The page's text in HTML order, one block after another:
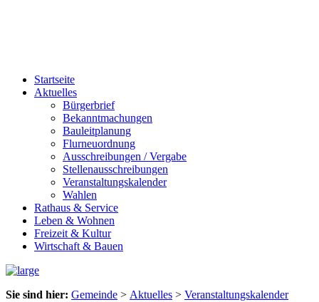
Startseite
Aktuelles
Bürgerbrief
Bekanntmachungen
Bauleitplanung
Flurneuordnung
Ausschreibungen / Vergabe
Stellenausschreibungen
Veranstaltungskalender
Wahlen
Rathaus & Service
Leben & Wohnen
Freizeit & Kultur
Wirtschaft & Bauen
Sie sind hier: Gemeinde > Aktuelles > Veranstaltungskalender